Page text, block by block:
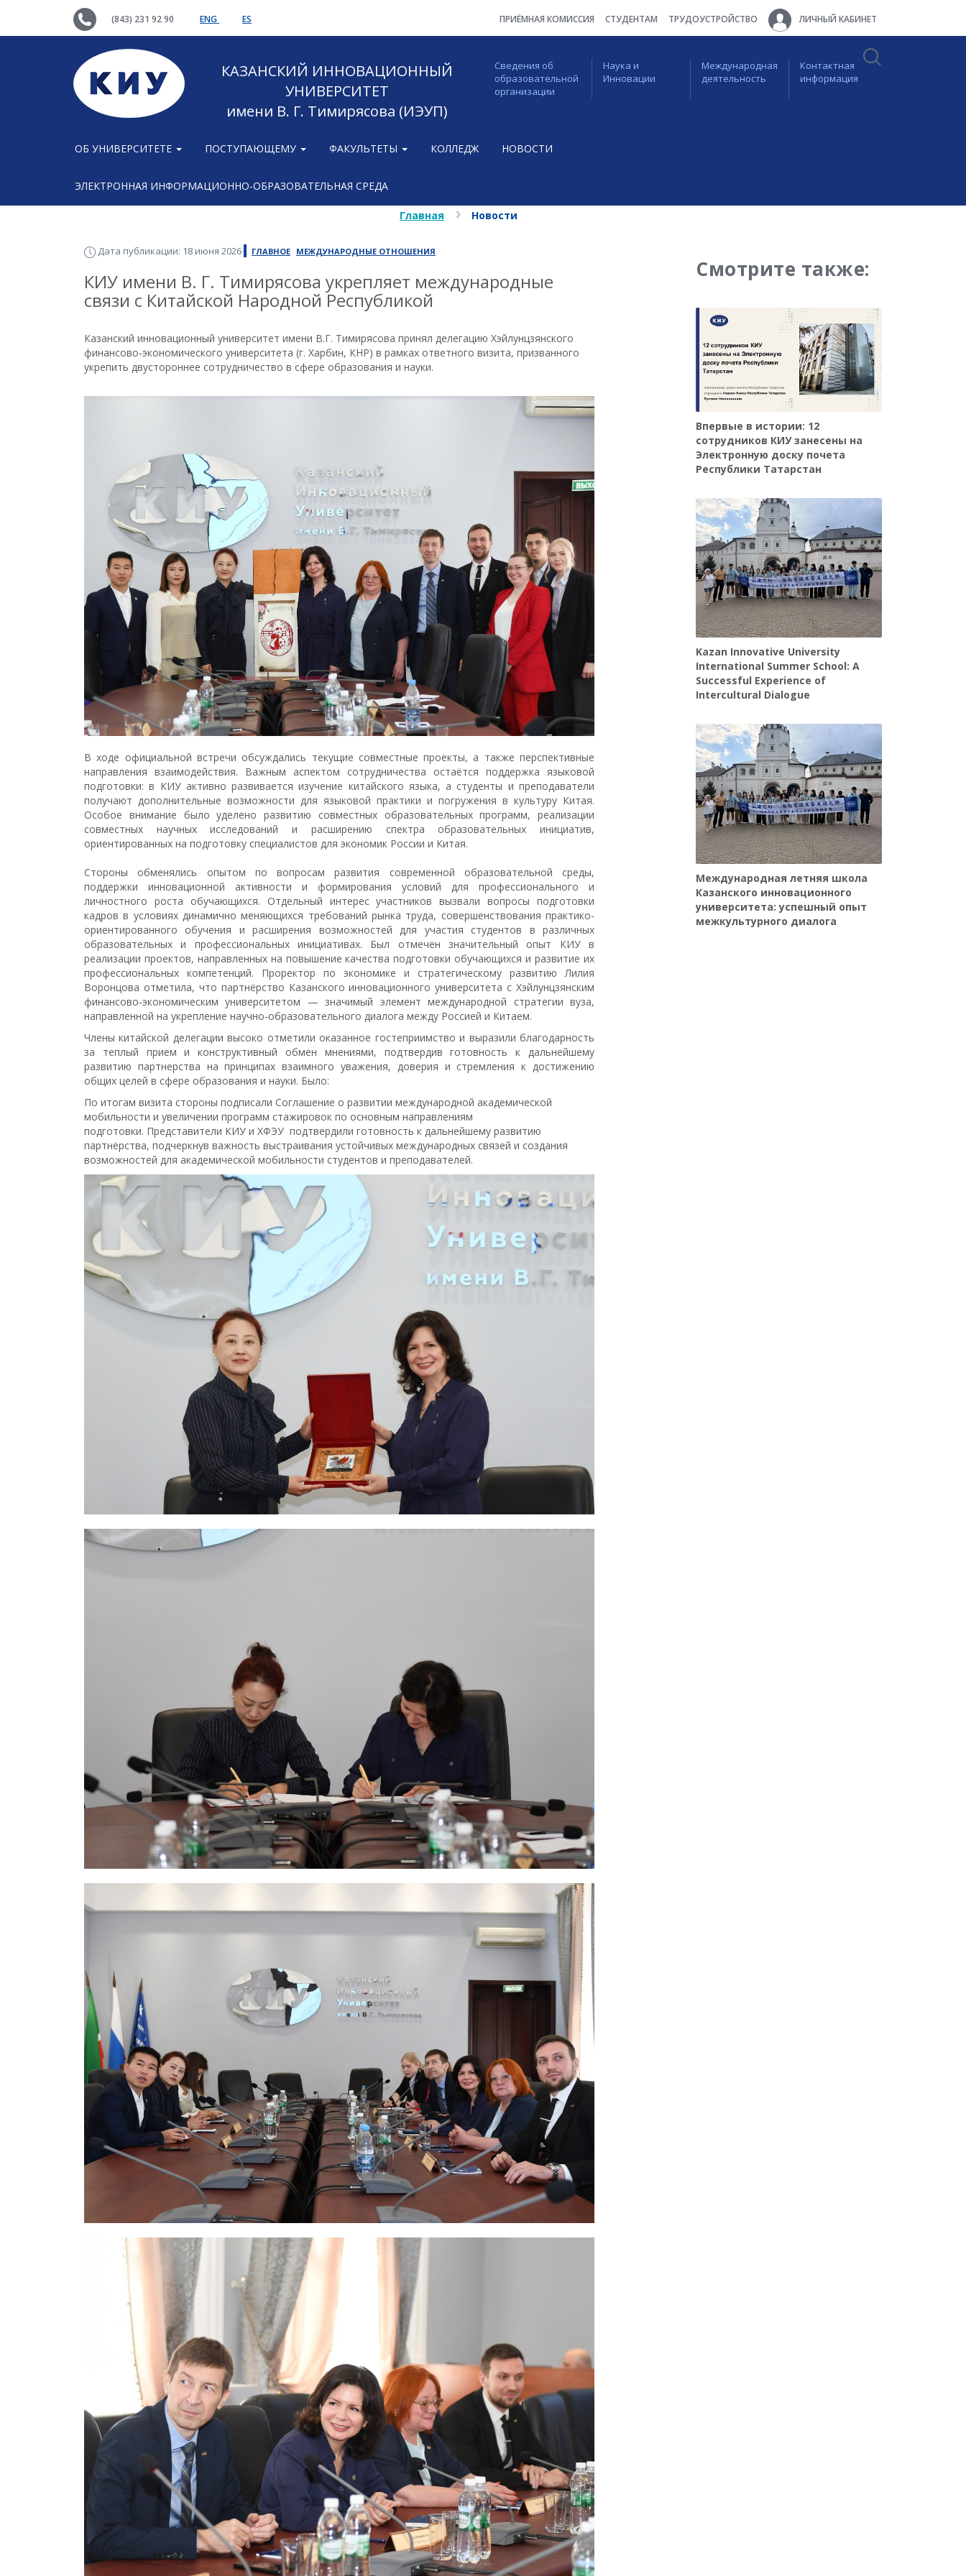
(843) 231 92 90 ENG ES ПРИЁМНАЯ КОМИССИЯ СТУДЕНТАМ ТРУДОУСТРОЙСТВО ЛИЧНЫЙ КАБИНЕТ
КАЗАНСКИЙ ИННОВАЦИОННЫЙ
УНИВЕРСИТЕТ
имени В. Г. Тимирясова (ИЭУП)
Сведения об
образовательной
организации
Наука и
Инновации
Международная
деятельность
Контактная
информация
ОБ УНИВЕРСИТЕТЕ ПОСТУПАЮЩЕМУ ФАКУЛЬТЕТЫ КОЛЛЕДЖ НОВОСТИ
ЭЛЕКТРОННАЯ ИНФОРМАЦИОННО-ОБРАЗОВАТЕЛЬНАЯ СРЕДА
Главная Новости
Дата публикации: 18 июня 2026 ГЛАВНОЕ МЕЖДУНАРОДНЫЕ ОТНОШЕНИЯ
КИУ имени В. Г. Тимирясова укрепляет международные
связи с Китайской Народной Республикой
Казанский инновационный университет имени В.Г. Тимирясова принял делегацию Хэйлунцзянского
финансово‑экономического университета (г. Харбин, КНР) в рамках ответного визита, призванного
укрепить двустороннее сотрудничество в сфере образования и науки.
В ходе официальной встречи обсуждались текущие совместные проекты, а также перспективные
направления взаимодействия. Важным аспектом сотрудничества остаётся поддержка языковой
подготовки: в КИУ активно развивается изучение китайского языка, а студенты и преподаватели
получают дополнительные возможности для языковой практики и погружения в культуру Китая.
Особое внимание было уделено развитию совместных образовательных программ, реализации
совместных научных исследований и расширению спектра образовательных инициатив,
ориентированных на подготовку специалистов для экономик России и Китая.
Стороны обменялись опытом по вопросам развития современной образовательной среды,
поддержки инновационной активности и формирования условий для профессионального и
личностного роста обучающихся. Отдельный интерес участников вызвали вопросы подготовки
кадров в условиях динамично меняющихся требований рынка труда, совершенствования практико-
ориентированного обучения и расширения возможностей для участия студентов в различных
образовательных и профессиональных инициативах. Был отмечен значительный опыт КИУ в
реализации проектов, направленных на повышение качества подготовки обучающихся и развитие их
профессиональных компетенций. Проректор по экономике и стратегическому развитию Лилия
Воронцова отметила, что партнёрство Казанского инновационного университета с Хэйлунцзянским
финансово‑экономическим университетом — значимый элемент международной стратегии вуза,
направленной на укрепление научно‑образовательного диалога между Россией и Китаем.
Члены китайской делегации высоко отметили оказанное гостеприимство и выразили благодарность
за теплый прием и конструктивный обмен мнениями, подтвердив готовность к дальнейшему
развитию партнерства на принципах взаимного уважения, доверия и стремления к достижению
общих целей в сфере образования и науки. Было:
По итогам визита стороны подписали Соглашение о развитии международной академической
мобильности и увеличении программ стажировок по основным направлениям
подготовки. Представители КИУ и ХФЭУ подтвердили готовность к дальнейшему развитию
партнёрства, подчеркнув важность выстраивания устойчивых международных связей и создания
возможностей для академической мобильности студентов и преподавателей.
Смотрите также:
Впервые в истории: 12
сотрудников КИУ занесены на
Электронную доску почета
Республики Татарстан
Kazan Innovative University
International Summer School: A
Successful Experience of
Intercultural Dialogue
Международная летняя школа
Казанского инновационного
университета: успешный опыт
межкультурного диалога